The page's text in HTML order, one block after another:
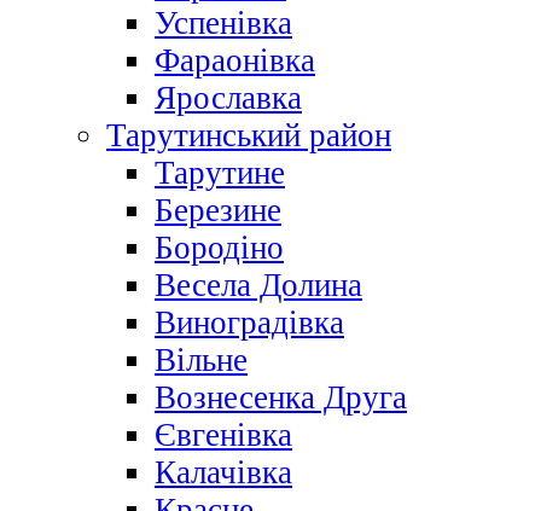
Успенівка
Фараонівка
Ярославка
Тарутинський район
Тарутине
Березине
Бородіно
Весела Долина
Виноградівка
Вільне
Вознесенка Друга
Євгенівка
Калачівка